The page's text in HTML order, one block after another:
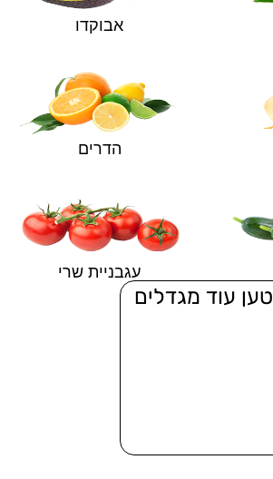
אבוקדו
הדרים
עגבניית שרי
טען עוד מגדלים